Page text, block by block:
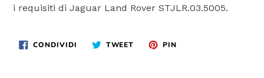
i requisiti di Jaguar Land Rover STJLR.03.5005.
CONDIVIDI CONDIVIDITWEET TWITTAPIN